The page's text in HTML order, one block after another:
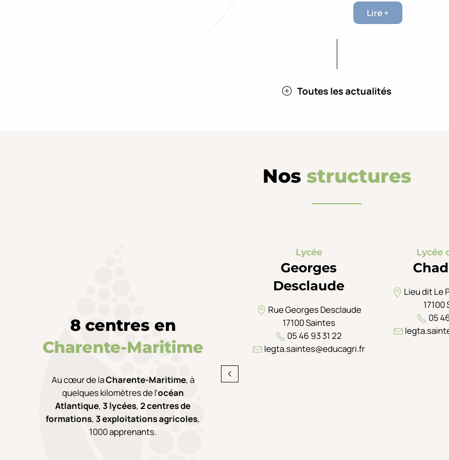
Lire +
Toutes les actualités
Nos structures
8 centres en
Charente-Maritime
Au cœur de laCharente-Maritime, à
quelques kilomètres de l’océan
Atlantique,3 lycées,2 centres de
formations,3 exploitations agricoles,
1000 apprenants.
Lycée
Georges
Desclaude
Rue Georges Desclaude
17100 Saintes
05 46 93 31 22
legta.saintes@educagri.fr
Lycée
Lieu dit Le
17100
05